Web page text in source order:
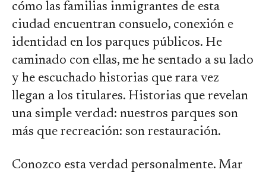
cómo las familias inmigrantes de esta
ciudad encuentran consuelo, conexión e
identidad en los parques públicos. He
caminado con ellas, me he sentado a su lado
y he escuchado historias que rara vez
llegan a los titulares. Historias que revelan
una simple verdad: nuestros parques son
más que recreación: son restauración.
Conozco esta verdad personalmente. Mar